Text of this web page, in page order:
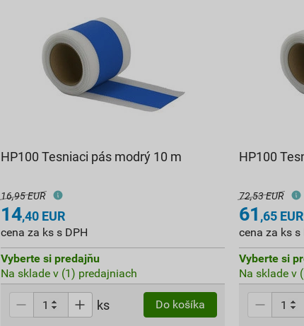
HP100 Tesniaci pás modrý 10 m
16,95 EUR
14,40 EUR
cena za ks s DPH
Vyberte si predajňu
Na sklade v (1) predajniach
ks Do košíka
HP100
72,53 EUR
61 ,65 EUR
cena za ks s
Vyberte si
Na sklade v